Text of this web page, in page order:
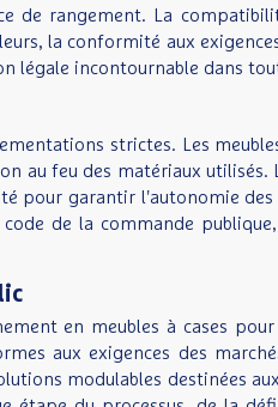
de rangement. La
la conformité aux
incontournable dans
strictes. Les
au feu des matériaux utilisés.
pour garantir l'autonomie
de la commande
en meubles à cases
aux exigences des
modulables destinées